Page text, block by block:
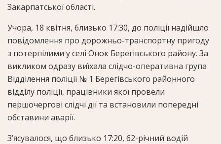
Закарпатської області.
Учора, 18 квітня, близько 17:30, до поліції надійшло
повідомлення про дорожньо-транспортну пригоду
з потерпілими у селі Онок Берегівського району. За
викликом одразу виїхала слідчо-оперативна група
Відділення поліції № 1 Берегівського районного
відділу поліції, працівники якої провели
першочергові слідчі дії та встановили попередні
обставини аварії.
Зʼясувалося, що близько 17:20, 62-річний водій